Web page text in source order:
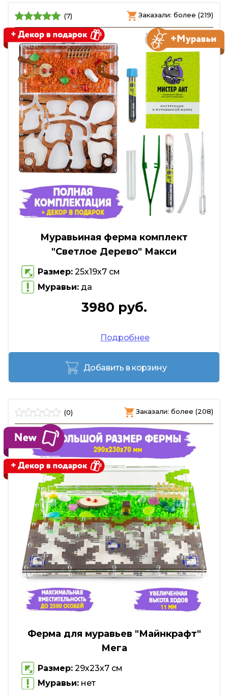
(7) Заказали: более (219)
Муравьиная ферма комплект
"Светлое Дерево" Макси
Размер: 25х19х7 см
Муравьи: да
3980 руб.
Подробнее
Добавить в корзину
(0) Заказали: более (208)
Ферма для муравьев "Майнкрафт"
Мега
Размер: 29х23х7 см
Муравьи: нет